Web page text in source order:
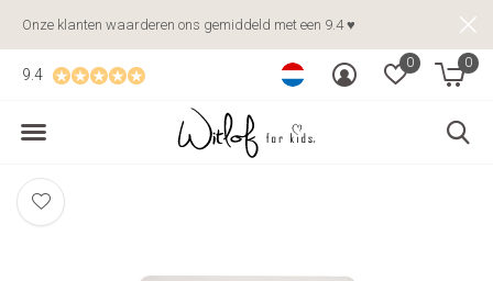
0 0
9.4
Onze klanten waarderen ons gemiddeld met een 9.4 ♥